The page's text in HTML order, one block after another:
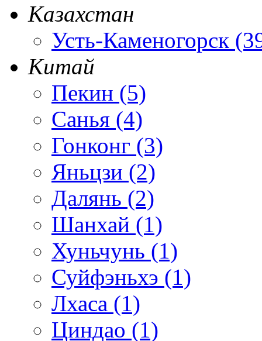
Казахстан
Усть-Каменогорск
Китай
Пекин (5)
Санья (4)
Гонконг (3)
Яньцзи (2)
Далянь (2)
Шанхай (1)
Хуньчунь (1)
Суйфэньхэ (1)
Лхаса (1)
Циндао (1)